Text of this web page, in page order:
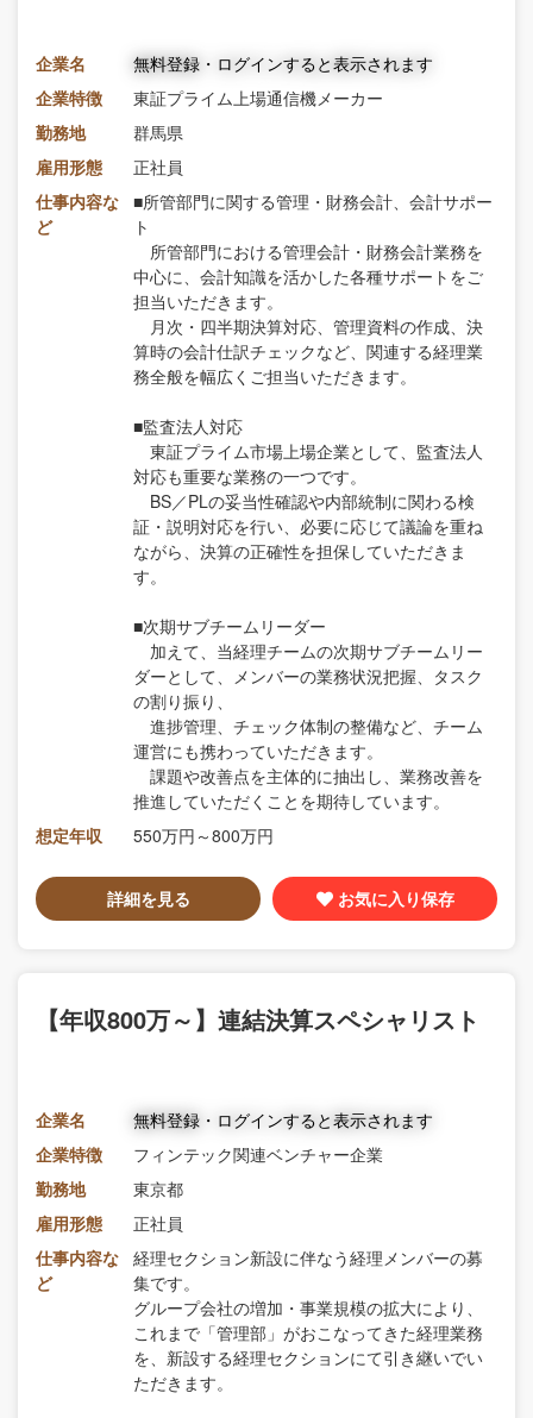
企業名
無料登録・ログインすると表示されます
企業特徴
東証プライム上場通信機メーカー
勤務地
群馬県
雇用形態
正社員
仕事内容な
ど
■所管部門に関する管理・財務会計、会計サポー
ト
所管部門における管理会計・財務会計業務を
中心に、会計知識を活かした各種サポートをご
担当いただきます。
月次・四半期決算対応、管理資料の作成、決
算時の会計仕訳チェックなど、関連する経理業
務全般を幅広くご担当いただきます。
■監査法人対応
東証プライム市場上場企業として、監査法人
対応も重要な業務の一つです。
BS／PLの妥当性確認や内部統制に関わる検
証・説明対応を行い、必要に応じて議論を重ね
ながら、決算の正確性を担保していただきま
す。
■次期サブチームリーダー
加えて、当経理チームの次期サブチームリー
ダーとして、メンバーの業務状況把握、タスク
の割り振り、
進捗管理、チェック体制の整備など、チーム
運営にも携わっていただきます。
課題や改善点を主体的に抽出し、業務改善を
推進していただくことを期待しています。
想定年収
550万円～800万円
詳細を見る お気に入り保存
【年収800万～】連結決算スペシャリスト
企業名
無料登録・ログインすると表示されます
企業特徴
フィンテック関連ベンチャー企業
勤務地
東京都
雇用形態
正社員
仕事内容な
ど
経理セクション新設に伴なう経理メンバーの募
集です。
グループ会社の増加・事業規模の拡大により、
これまで「管理部」がおこなってきた経理業務
を、新設する経理セクションにて引き継いでい
ただきます。